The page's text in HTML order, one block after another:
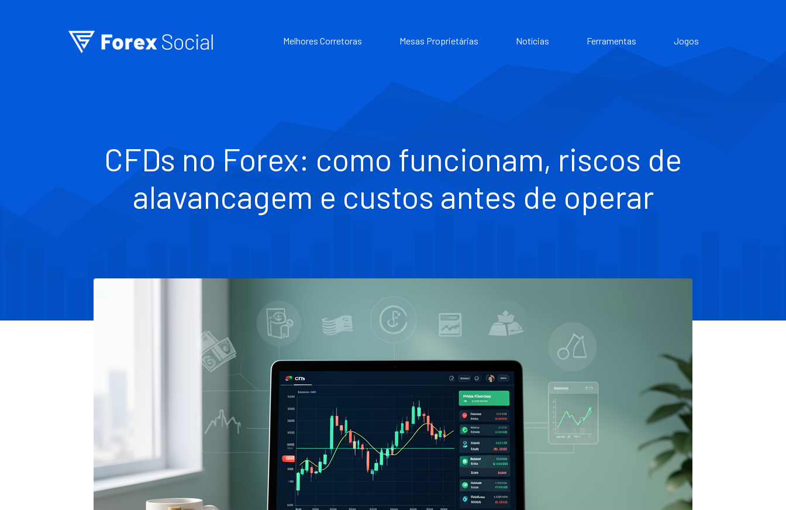
Melhores Corretoras Mesas Proprietárias Notícias Ferramentas Jogos
CFDs no Forex: como funcionam, riscos de
alavancagem e custos antes de operar